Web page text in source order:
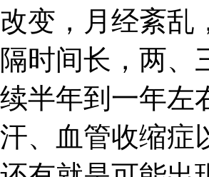
改变，月经紊乱
隔时间长，两、
续半年到一年左
汗、血管收缩症